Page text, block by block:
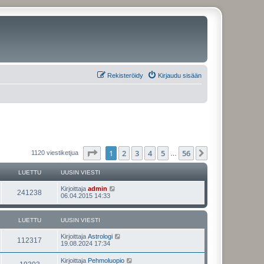
Kirjaudu sisään
Rekisteröidy
1120 viestiketjua Sivu 56
1 2 3 4 5 56
LUETTU UUSIN VIESTI
241238
u
t
U
u
i
v
i
e
s
t
Kirjoittaja admin
06.04.2015 14:33
LUETTU UUSIN VIESTI
112317
u
U
u
Kirjoittaja Astrologi
19.08.2024 17:34
U
Kirjoittaja Pehmoluopio